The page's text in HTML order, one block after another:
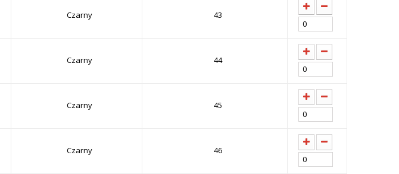
Czarny 43
Czarny 44
Czarny 45
Czarny 46